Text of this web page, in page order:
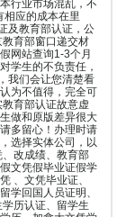
行业市场混乱，不
相应的成本在里
教育部认证，公
育部窗口递交材
网站查询1-3个月
学生的不负责任，
我们会让您清楚看
为不值得，完全可
育部认证故意虚
做和原版差异很大
多留心！办理时请
选择实体公司，以
改成绩、教育部
文凭假毕业证假学
、文凭毕业证、
学回国人员证明、
历认证、留学生